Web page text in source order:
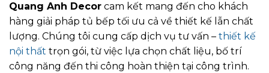
Quang Anh Decor cam kết mang đến cho khách
hàng giải pháp tủ bếp tối ưu cả về thiết kế lẫn chất
lượng. Chúng tôi cung cấp dịch vụ tư vấn – thiết kế
nội thất trọn gói, từ việc lựa chọn chất liệu, bố trí
công năng đến thi công hoàn thiện tại công trình.